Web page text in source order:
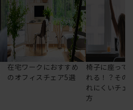
在宅ワークにおすすめ
のオフィスチェア5選
椅子に座って
れる！？その
れにくいチェ
方